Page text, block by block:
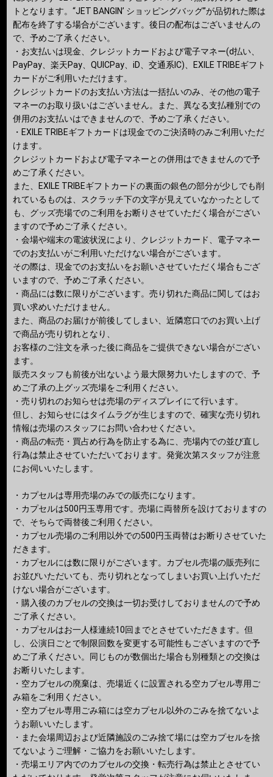
トとなります。“JET BANGIN’ ショッピングバッグ”が品切れた際は
配布を終了する場合がございます。後日の配布はございませんの
で、予めご了承ください。
・お支払いは現金、クレジットカードおよび電子マネー(d払い、
PayPay、楽天Pay、QUICPay、iD、交通系IC)、EXILE TRIBEギフト
カードがご利用いただけます。
クレジットカードのお支払い方法は一括払いのみ、その他の電子
マネーのお取り扱いはございません。また、異なる支払種別での
併用のお支払いはできませんので、予めご了承ください。
・EXILE TRIBEギフトカードは現金でのご決済時のみご利用いただ
けます。
クレジットカードおよび電子マネーとの併用はできませんので予
めご了承ください。
また、EXILE TRIBEギフトカードの裏面の銀色の部分が少しでも削
れているものは、スクラッチ下の文字が見えていなかったとして
も、グッズ売場でのご利用をお断りさせていただく場合がござい
ますので予めご了承ください。
・会場や端末の電波状況により、クレジットカード、電子マネー
でのお支払いがご利用いただけない場合がございます。
その際は、現金でのお支払いをお願いさせていただく場合もござ
いますので、予めご了承ください。
・商品には数に限りがございます。売り切れた商品に関してはお
買い求めいただけません。
また、商品のお届けが前後してしまい、近隣窓口でのお買い上げ
で商品が売り切れとなり、
お客様のご注文を承った後に商品をご提供できない場合がござい
ます。
販売スタッフも前後が出ないよう最大限努力いたしますので、予
めご了承の上グッズ売場をご利用ください。
・売り切れのお知らせは売場のディスプレイにて行います。
但し、お知らせにはタイムラグが生じますので、確実な売り切れ
情報は売場のスタッフにお問い合わせください。
・商品の転売・買占め行為を防止する為に、売場内での並び直し
行為は禁止させていただいております。発覚次第スタッフが注意
にお伺いいたします。
・カプセルは専用売場のみでの販売になります。
・カプセルは500円玉専用です。売場に両替所を設けておりますの
で、そちらで両替後ご利用ください。
・カプセル売場のご利用以外での500円玉両替はお断りさせていた
だきます。
・カプセルには数に限りがございます。カプセル売場の販売列に
お並びいただいても、売り切れとなってしまいお買い上げいただ
けない場合がございます。
・購入後のカプセルの交換は一切お受けしておりませんので予め
ご了承ください。
・カプセルはお一人様連続10回までとさせていただきます。但
し、公演日ごとで制限回数を変更する可能性もございますので予
めご了承ください。同じものが数個出た場合も別種類との交換は
お断りいたします。
・空カプセルの廃棄は、売場近くに設置される空カプセル専用ご
み箱をご利用ください。
・空カプセル専用ごみ箱には空カプセル以外のごみを捨てないよ
うお願いいたします。
・また会場周辺および近隣施設のごみ捨て場には空カプセルを捨
てないようご理解・ご協力をお願いいたします。
・売場エリア内でのカプセルの交換・転売行為は禁止とさせてい